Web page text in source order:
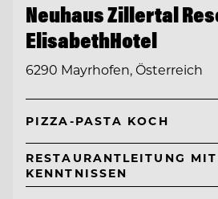
Neuhaus Zillertal
ElisabethHotel
6290 Mayrhofen, Österreich
PIZZA-PASTA KOCH
RESTAURANTLEITUNG
KENNTNISSEN